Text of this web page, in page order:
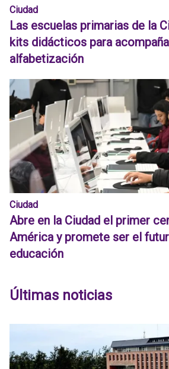
Ciudad
Las escuelas primarias de la
kits didácticos para
alfabetización
Ciudad
Abre en la Ciudad el primer
América y promete ser el
educación
Últimas noticias